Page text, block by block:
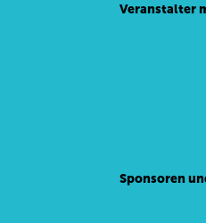
Veranstalter
Sponsoren